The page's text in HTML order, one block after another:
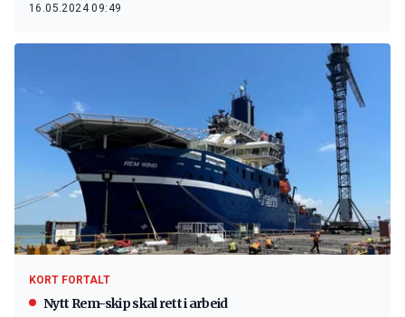
16.05.2024 09:49
KORT FORTALT
Nytt Rem-skip skal rett i arbeid